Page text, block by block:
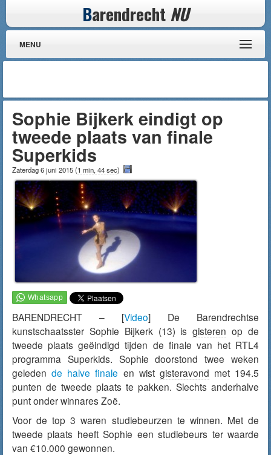
Barendrecht NU
MENU
Sophie Bijkerk eindigt op
tweede plaats van finale
Superkids
Zaterdag 6 juni 2015(1 min, 44 sec)
BARENDRECHT – [Video] De Barendrechtse
kunstschaatsster Sophie Bijkerk (13) isgisteren op de
tweede plaats geëindigd tijden de finale van het RTL4
programma Superkids. Sophie doorstond twee weken
geledende halve finale en wist gisteravond met 194.5
punten de tweede plaats te pakken. Slechts anderhalve
punt onder winnares Zoë.
Voor de top 3 waren studiebeurzen te winnen. Met de
tweede plaats heeft Sophie een studiebeurs ter waarde
van €10.000 gewonnen.